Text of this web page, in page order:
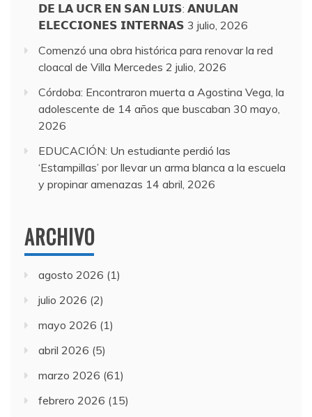
𝗗𝗘 𝗟𝗔 𝗨𝗖𝗥 𝗘𝗡 𝗦𝗔𝗡 𝗟𝗨𝗜𝗦: 𝗔𝗡𝗨𝗟𝗔𝗡
𝗘𝗟𝗘𝗖𝗖𝗜𝗢𝗡𝗘𝗦 𝗜𝗡𝗧𝗘𝗥𝗡𝗔𝗦 3 julio, 2026
Comenzó una obra histórica para renovar la red
cloacal de Villa Mercedes 2 julio, 2026
Córdoba: Encontraron muerta a Agostina Vega, la
adolescente de 14 años que buscaban 30 mayo,
2026
EDUCACIÓN: Un estudiante perdió las
‘Estampillas’ por llevar un arma blanca a la escuela
y propinar amenazas 14 abril, 2026
ARCHIVO
agosto 2026 (1)
julio 2026 (2)
mayo 2026 (1)
abril 2026 (5)
marzo 2026 (61)
febrero 2026 (15)